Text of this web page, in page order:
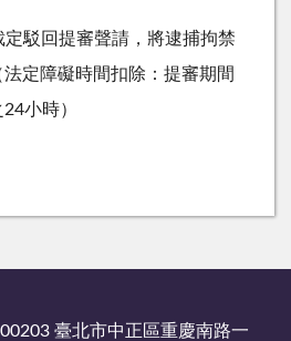
駁回提審聲請，將逮捕拘禁
定障礙時間扣除：提審期間
24小時）
臺北市中正區重慶南路一